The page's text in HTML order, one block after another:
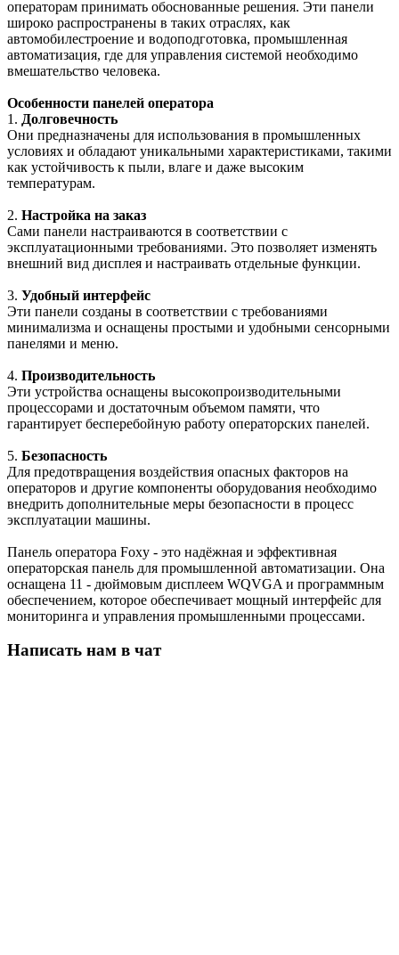
операторам принимать обоснованные решения. Эти панели
широко распространены в таких отраслях, как
автомобилестроение и водоподготовка, промышленная
автоматизация, где для управления системой необходимо
вмешательство человека.
Особенности панелей оператора
1. Долговечность
Они предназначены для использования в промышленных
условиях и обладают уникальными характеристиками, такими
как устойчивость к пыли, влаге и даже высоким
температурам.
2. Настройка на заказ
Сами панели настраиваются в соответствии с
эксплуатационными требованиями. Это позволяет изменять
внешний вид дисплея и настраивать отдельные функции.
3. Удобный интерфейс
Эти панели созданы в соответствии с требованиями
минимализма и оснащены простыми и удобными сенсорными
панелями и меню.
4. Производительность
Эти устройства оснащены высокопроизводительными
процессорами и достаточным объемом памяти, что
гарантирует бесперебойную работу операторских панелей.
5. Безопасность
Для предотвращения воздействия опасных факторов на
операторов и другие компоненты оборудования необходимо
внедрить дополнительные меры безопасности в процесс
эксплуатации машины.
Панель оператора Foxy - это надёжная и эффективная
операторская панель для промышленной автоматизации. Она
оснащена 11 - дюймовым дисплеем WQVGA и программным
обеспечением, которое обеспечивает мощный интерфейс для
мониторинга и управления промышленными процессами.
Написать нам в чат